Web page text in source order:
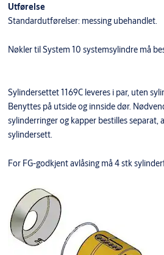
Utførelse
Standardutførelser: messing ubehandlet.
Nøkler til System 10 systemsylindre må
Sylindersettet 1169C leveres i par, uten
Benyttes på utside og innside dør.
sylinderringer og kapper bestilles separat,
sylindersett.
For FG-godkjent avlåsing må 4 stk